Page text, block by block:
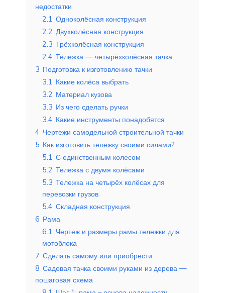
недостатки
2.1 Одноколёсная конструкция
2.2 Двухколёсная конструкция
2.3 Трёхколёсная конструкция
2.4 Тележка — четырёхколёсная тачка
3 Подготовка к изготовлению тачки
3.1 Какие колёса выбрать
3.2 Материал кузова
3.3 Из чего сделать ручки
3.4 Какие инструменты понадобятся
4 Чертежи самодельной строительной тачки
5 Как изготовить тележку своими силами?
5.1 С единственным колесом
5.2 Тележка с двумя колёсами
5.3 Тележка на четырёх колёсах для
перевозки грузов
5.4 Складная конструкция
6 Рама
6.1 Чертеж и размеры рамы тележки для
мотоблока
7 Сделать самому или приобрести
8 Садовая тачка своими руками из дерева —
пошаговая схема